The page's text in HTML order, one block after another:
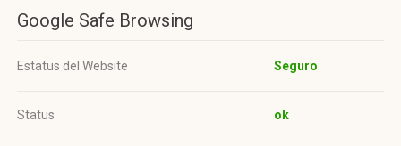
Google Safe Browsing
Estatus del Website Seguro
Status ok